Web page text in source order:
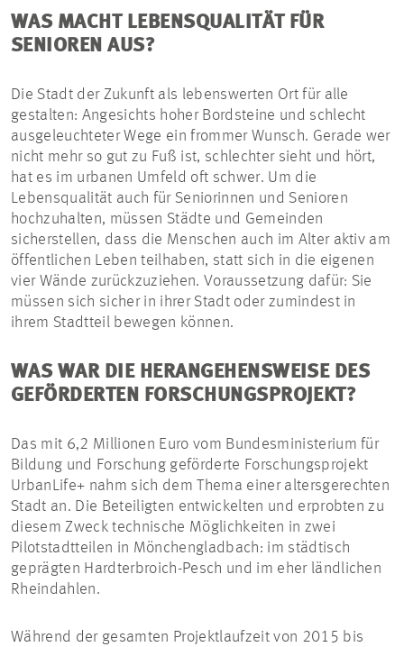
WAS MACHT LEBENSQUALITÄT FÜR
SENIOREN AUS?
Die Stadt der Zukunft als lebenswerten Ort für alle
gestalten: Angesichts hoher Bordsteine und schlecht
ausgeleuchteter Wege ein frommer Wunsch. Gerade wer
nicht mehr so gut zu Fuß ist, schlechter sieht und hört,
hat es im urbanen Umfeld oft schwer. Um die
Lebensqualität auch für Seniorinnen und Senioren
hochzuhalten, müssen Städte und Gemeinden
sicherstellen, dass die Menschen auch im Alter aktiv am
öffentlichen Leben teilhaben, statt sich in die eigenen
vier Wände zurückzuziehen. Voraussetzung dafür: Sie
müssen sich sicher in ihrer Stadt oder zumindest in
ihrem Stadtteil bewegen können.
WAS WAR DIE HERANGEHENSWEISE DES
GEFÖRDERTEN FORSCHUNGSPROJEKT?
Das mit 6,2 Millionen Euro vom Bundesministerium für
Bildung und Forschung geförderte Forschungsprojekt
UrbanLife+ nahm sich dem Thema einer altersgerechten
Stadt an. Die Beteiligten entwickelten und erprobten zu
diesem Zweck technische Möglichkeiten in zwei
Pilotstadtteilen in Mönchengladbach: im städtisch
geprägten Hardterbroich-Pesch und im eher ländlichen
Rheindahlen.
Während der gesamten Projektlaufzeit von 2015 bis